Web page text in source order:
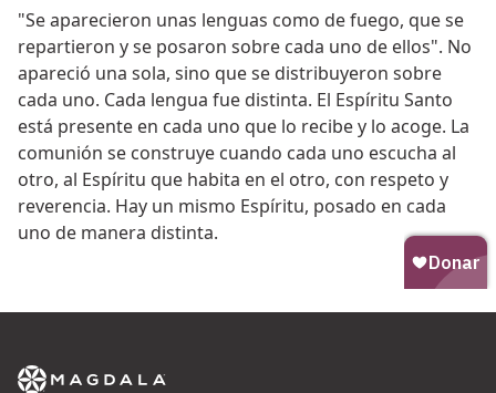
"Se aparecieron unas lenguas como de fuego, que se
repartieron y se posaron sobre cada uno de ellos". No
apareció una sola, sino que se distribuyeron sobre
cada uno. Cada lengua fue distinta. El Espíritu Santo
está presente en cada uno que lo recibe y lo acoge. La
comunión se construye cuando cada uno escucha al
otro, al Espíritu que habita en el otro, con respeto y
reverencia. Hay un mismo Espíritu, posado en cada
uno de manera distinta.